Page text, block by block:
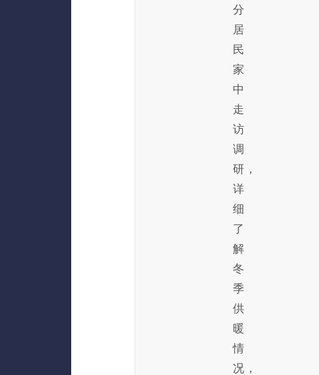
分
居
民
家
中
走
访
调
研，
详
细
了
解
冬
季
供
暖
情
况，